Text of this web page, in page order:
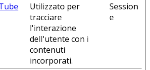
Utilizzato per
tracciare
l'interazione
dell'utente con i
contenuti
incorporati.
Session
e